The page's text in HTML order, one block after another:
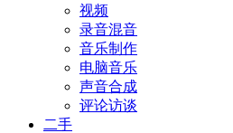
视频
录音混音
音乐制作
电脑音乐
声音合成
评论访谈
二手